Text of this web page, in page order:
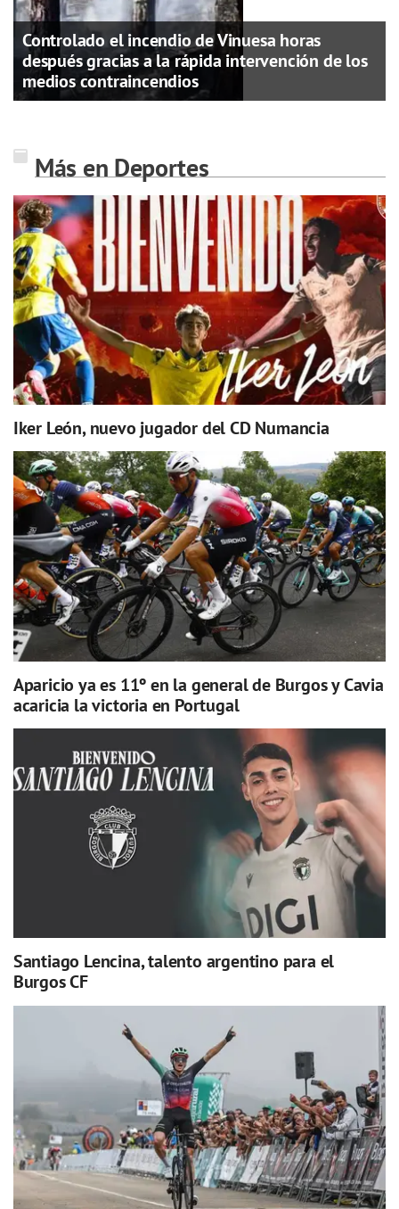
Controlado el incendio de Vinuesa horas
después gracias a la rápida intervención de los
medios contraincendios
Más en Deportes
Iker León, nuevo jugador del CD Numancia
Aparicio ya es 11º en la general de Burgos y Cavia
acaricia la victoria en Portugal
Santiago Lencina, talento argentino para el
Burgos CF